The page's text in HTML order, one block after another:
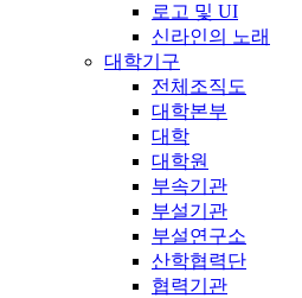
로고 및 UI
신라인의 노래
대학기구
전체조직도
대학본부
대학
대학원
부속기관
부설기관
부설연구소
산학협력단
협력기관